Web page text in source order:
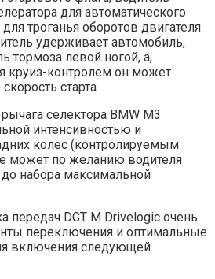
для автоматического
троганья оборотов двигателя.
удерживает автомобиль,
тормоза левой ногой, а,
круиз-контролем он может
старта.
селектора BMW M3
интенсивностью и
колес (контролируемым
может по желанию водителя
набора максимальной
передач DCT М Drivelogic очень
переключения и оптимальные
включения следующей